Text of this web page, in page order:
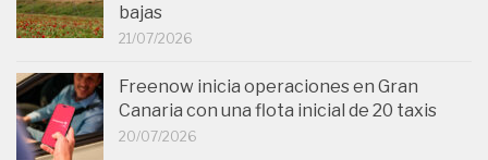
bajas
21/07/2026
Freenow inicia operaciones en Gran
Canaria con una flota inicial de 20 taxis
20/07/2026